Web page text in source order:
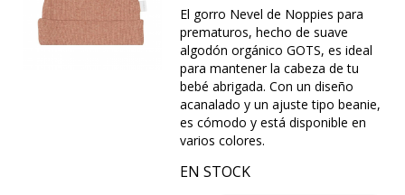
El gorro Nevel de Noppies para
prematuros, hecho de suave
algodón orgánico GOTS, es ideal
para mantener la cabeza de tu
bebé abrigada. Con un diseño
acanalado y un ajuste tipo beanie,
es cómodo y está disponible en
varios colores.
EN STOCK